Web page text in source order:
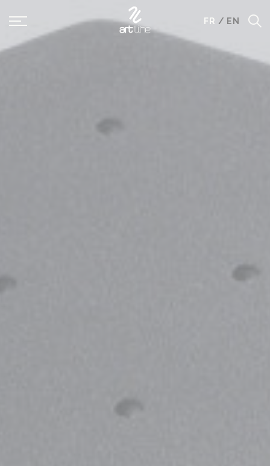
FR / EN
Panneau de gestion des cookies